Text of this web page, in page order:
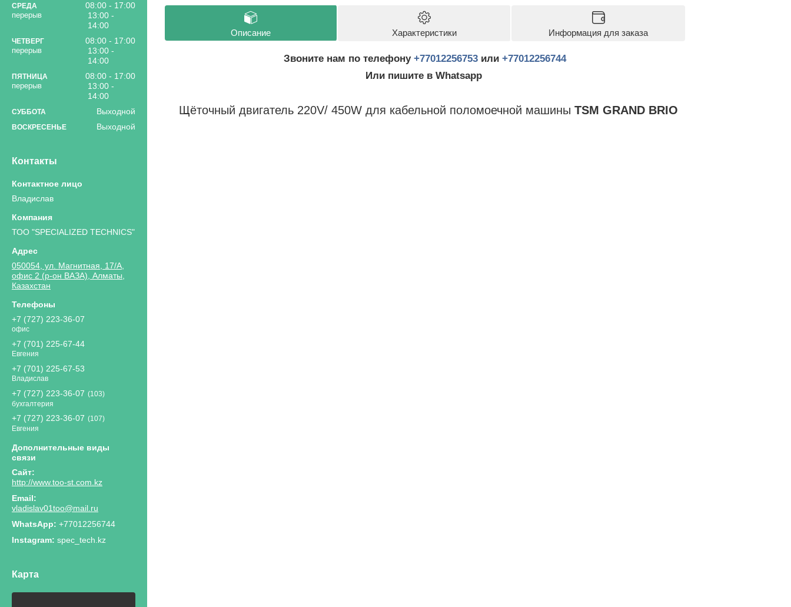
СРЕДА 08:00
17:00
13:00
14:00
ЧЕТВЕРГ 08:00
17:00
13:00
14:00
ПЯТНИЦА 08:00
17:00
13:00
14:00
СУББОТА Выходной
ВОСКРЕСЕНЬЕ Выходной
Контакты
Владислав
ТОО "SPECIALIZED TECHNICS"
050054, ул. Магнитная, 17/А,
офис 2 (р-он ВАЗА), Алматы,
Казахстан
+7 (727) 223-36-07
офис
+7 (701) 225-67-44
Евгения
+7 (701) 225-67-53
Владислав
+7 (727) 223-36-07
103
бухгалтерия
+7 (727) 223-36-07
107
Евгения
http://www.too-st.com.kz
vladislav01too@mail.ru
+77012256744
Instagram spec_tech.kz
Карта
Описание Характеристики Информация для заказа
Звоните нам по телефону +77012256753 или +77012256744
Или пишите в Whatsapp
Щёточный двигатель 220V/ 450W для кабельной поломоечной машины TSM GRAND BRIO